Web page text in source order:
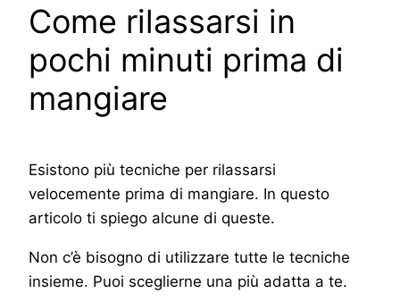
Come rilassarsi in
pochi minuti prima di
mangiare
Esistono più tecniche per rilassarsi
velocemente prima di mangiare. In questo
articolo ti spiego alcune di queste.
Non c’è bisogno di utilizzare tutte le tecniche
insieme. Puoi sceglierne una più adatta a te.